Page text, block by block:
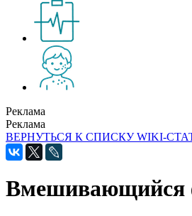
Реклама
Реклама
ВЕРНУТЬСЯ К СПИСКУ WIKI-
Вмешивающийся